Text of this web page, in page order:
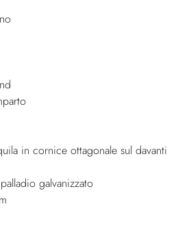
in cornice ottagonale sul davanti
galvanizzato